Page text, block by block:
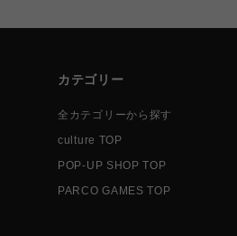
カテゴリー
全カテゴリーから探す
culture TOP
POP-UP SHOP TOP
PARCO GAMES TOP